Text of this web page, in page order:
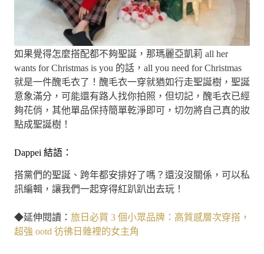
如果覺得怎麼搭配都不夠聖誕，那瑪麗亞凱莉 all her
wants for Christmas is you 的話，all you need for Christmas
就是一件醜毛衣了！醜毛衣一穿就猶如行走聖誕樹，聖誕
意象滿分，可能還有路人找你拍照，但切記，醜毛衣已經
夠花俏，其他單品保持簡單乾淨即可，切勿將自己真的妝
點成聖誕樹！
Dappei 結語：
搭黨們的聖誕、跨年都安排好了嗎？還沒沒關係，可以私
訊編輯，讓我們一起穿得紅趴趴出去玩！
◆延伸閱讀： 旅日必買 3 個小眾品牌：高質感層次穿搭，
超強 ootd 彷彿日雜裡的女主角